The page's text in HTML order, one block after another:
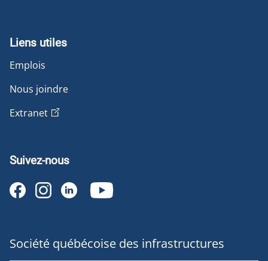
Liens utiles
Emplois
Nous joindre
Extranet
Suivez-nous
Société québécoise des infrastructures